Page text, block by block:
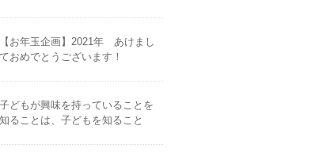
【お年玉企画】2021年 あけまし
ておめでとうございます！
子どもが興味を持っていることを
知ることは、子どもを知ること